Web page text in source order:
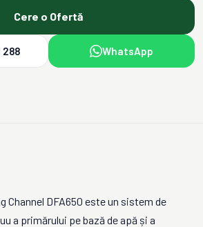
Cere o Ofertă
288 WhatsApp
Channel DFA650 este un sistem de
a primărului pe bază de apă și a